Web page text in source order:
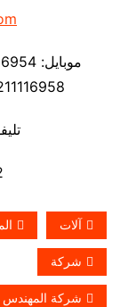
آلات
شركة
شركة المهندس